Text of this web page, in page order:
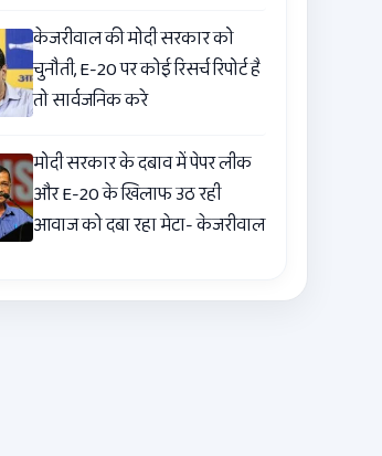
केजरीवाल की मोदी सरकार को
चुनौती, E-20 पर कोई रिसर्च रिपोर्ट है
तो सार्वजनिक करे
मोदी सरकार के दबाव में पेपर लीक
और E-20 के खिलाफ उठ रही
आवाज को दबा रहा मेटा- केजरीवाल